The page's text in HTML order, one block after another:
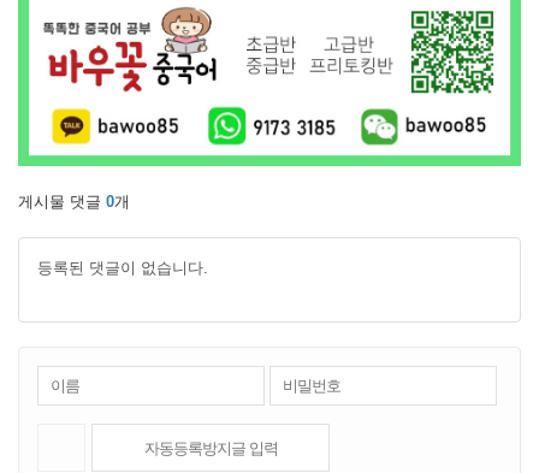
게시물 댓글 0개
등록된 댓글이 없습니다.